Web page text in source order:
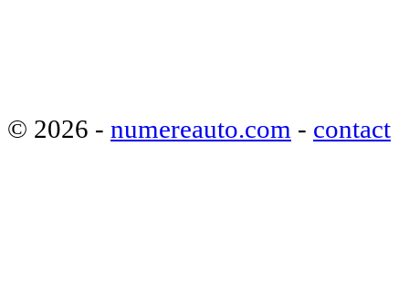
© 2026 - numereauto.com - contact